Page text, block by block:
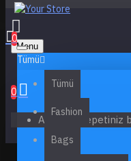
0
Menu
Tümü
Tümü
Fashion
Bags
0
Alışveriş sepetiniz